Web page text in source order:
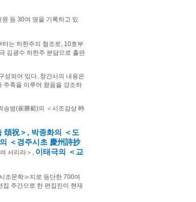
원 등 30여 명을 기록하고 있
터는 하한주의 협조로, 10호부
김광수 하한주 분담으로 출판
성되어 있다. 창간사의 내용은
주축을 이루어 왔음을 강조하
승범(崔勝範)의 ＜ 시조감상 時
頌祝＞ , 박종화의 ＜ 도
의 ＜ 경주시초 慶州詩抄
서리라 ＞ , 이태극의 ＜ 교
조문학≫지로 등단한 700여
집 주간으로 한 편집진이 현재